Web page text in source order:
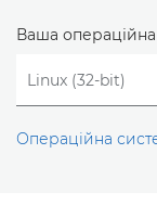
Ваша
Операційна